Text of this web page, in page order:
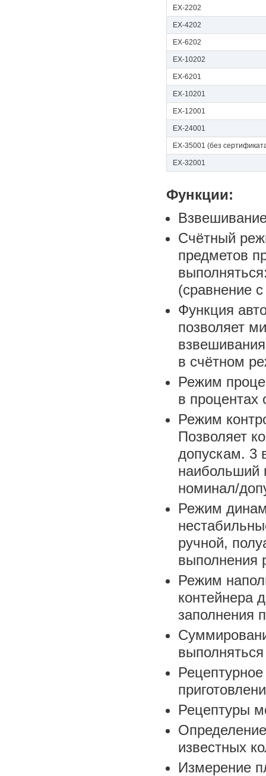
EX-2202
EX-4202
EX-6202
EX-10202
EX-6201
EX-10201
EX-12001
EX-24001
EX-35001 (без
EX-32001
Функции:
Счётный
предметов
(сравнение
Функция
позволяет
в счётном
Режим
в процентах
Режим
Позволяет
допускам. 3
наибольший
номинал/
Режим
ручной,
выполнения
Режим
контейнера
заполнения
Рецептуры
известных
Измерение